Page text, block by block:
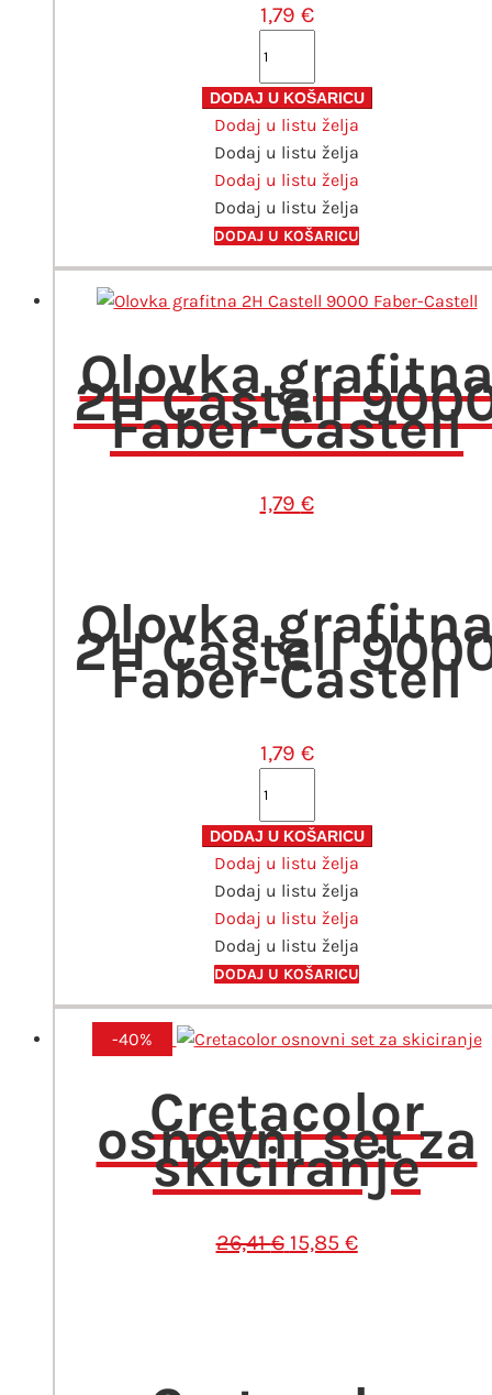
1,79 €
2B
Castell
9000
Faber-
Castell
količina
DODAJ U KOŠARICU
Dodaj u listu želja
Dodaj u listu želja
Dodaj u listu želja
Dodaj u listu želja
DODAJ U KOŠARICU
Olovka
2H Castell
Faber-Castell
1,79 €
Olovka
2H Castell
Faber-Castell
1,79 €
2H
Castell
9000
Faber-
Castell
količina
DODAJ U KOŠARICU
Dodaj u listu želja
Dodaj u listu želja
Dodaj u listu želja
Dodaj u listu želja
DODAJ U KOŠARICU
-40%
Cretacolor
osnovni set za
skiciranje
26,41€ Izvorna
15,85 €Trenutna